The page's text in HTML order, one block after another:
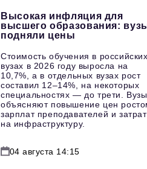
Высокая инфляция для
высшего образования:
подняли цены
Стоимость обучения в российских
вузах в 2026 году выросла на
10,7%, а в отдельных вузах рост
составил 12–14%, на некоторых
специальностях — до трети. Вузы
объясняют повышение цен
зарплат преподавателей и затрат
на инфраструктуру.
04 августа 14:15